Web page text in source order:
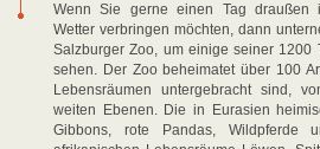
Wenn Sie gerne einen Tag draußen
Wetter verbringen möchten, dann
Salzburger Zoo, um einige seiner 1200
sehen. Der Zoo beheimatet über 100
Lebensräumen untergebracht sind,
weiten Ebenen. Die in Eurasien
Gibbons, rote Pandas, Wildpferde